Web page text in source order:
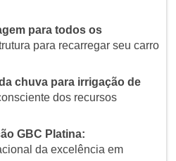
para todos os
para recarregar seu carro
chuva para irrigação de
dos recursos
GBC Platina:
da excelência em